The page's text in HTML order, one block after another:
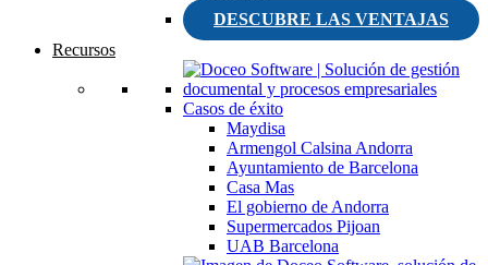
DESCUBRE LAS VENTAJAS
Recursos
Casos de éxito
Maydisa
Armengol Calsina Andorra
Ayuntamiento de Barcelona
Casa Mas
El gobierno de Andorra
Supermercados Pijoan
UAB Barcelona